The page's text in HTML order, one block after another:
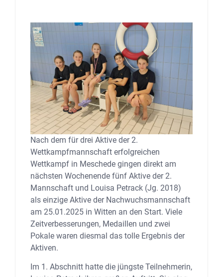
Nach dem für drei Aktive der 2.
Wettkampfmannschaft erfolgreichen
Wettkampf in Meschede gingen direkt am
nächsten Wochenende fünf Aktive der 2.
Mannschaft und Louisa Petrack (Jg. 2018)
als einzige Aktive der Nachwuchsmannschaft
am 25.01.2025 in Witten an den Start. Viele
Zeitverbesserungen, Medaillen und zwei
Pokale waren diesmal das tolle Ergebnis der
Aktiven.
Im 1. Abschnitt hatte die jüngste Teilnehmerin,